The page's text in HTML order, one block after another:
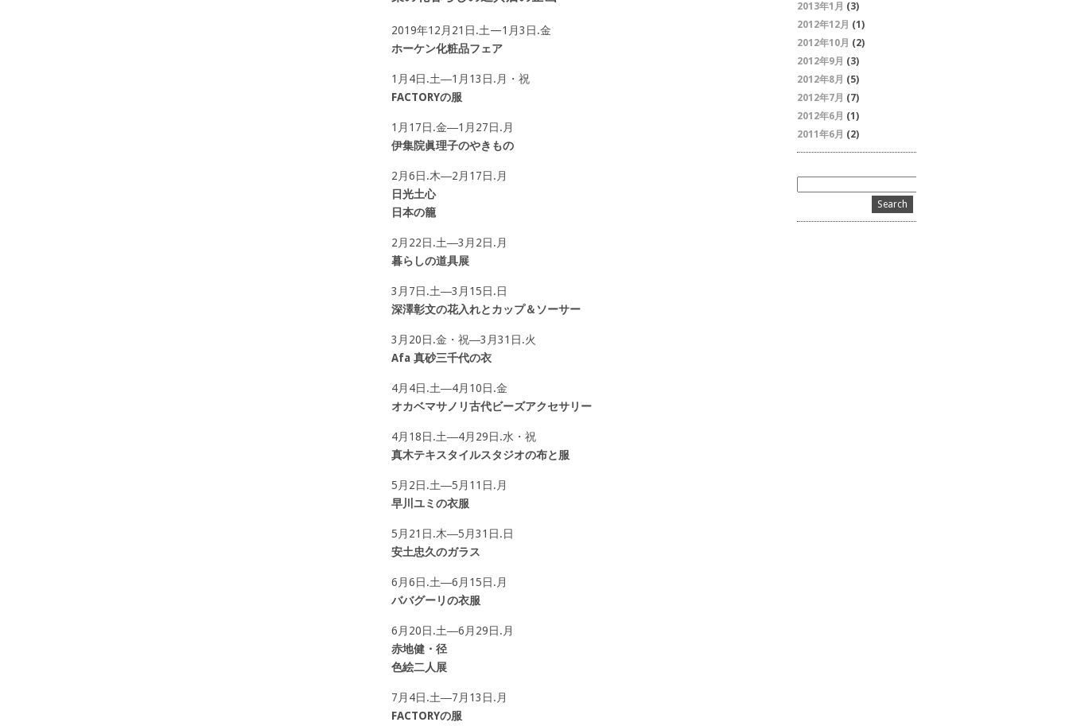
2019年12月21日.土—1月3日.金
ホーケン化粧品フェア
1月4日.土―1月13日.月・祝
FACTORYの服
1月17日.金―1月27日.月
伊集院眞理子のやきもの
2月6日.木―2月17日.月
日光土心
日本の籠
2月22日.土―3月2日.月
暮らしの道具展
3月7日.土―3月15日.日
深澤彰文の花入れとカップ＆ソーサー
3月20日.金・祝―3月31日.火
Afa 真砂三千代の衣
4月4日.土―4月10日.金
オカベマサノリ古代ビーズアクセサリー
4月18日.土―4月29日.水・祝
真木テキスタイルスタジオの布と服
5月2日.土―5月11日.月
早川ユミの衣服
5月21日.木―5月31日.日
安土忠久のガラス
6月6日.土―6月15日.月
ババグーリの衣服
6月20日.土―6月29日.月
赤地健・径
色絵二人展
7月4日.土―7月13日.月
FACTORYの服
2013年1月 (3)
2012年12月 (1)
2012年10月 (2)
2012年9月 (3)
2012年8月 (5)
2012年7月 (7)
2012年6月 (1)
2011年6月 (2)